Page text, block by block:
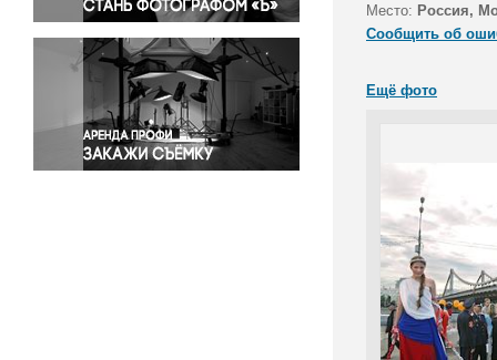
Религия
Светская жизнь
Спорт
Экология
Экономика и бизнес
Место: Россия,
Сообщить об
Ещё фото